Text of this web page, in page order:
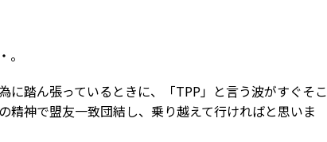
踏ん張っているときに、「TPP」と言う波がすぐそこ
精神で盟友一致団結し、乗り越えて行ければと思いま